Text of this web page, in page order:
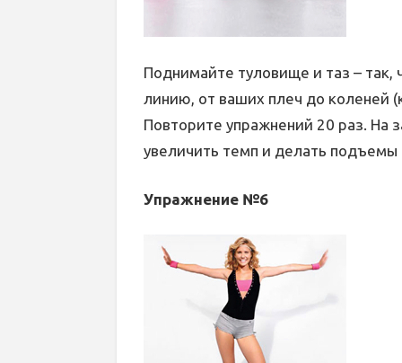
Поднимайте туловище и таз –
линию, от ваших плеч до коленей
Повторите упражнений 20 раз. На
увеличить темп и делать подъемы
Упражнение №6